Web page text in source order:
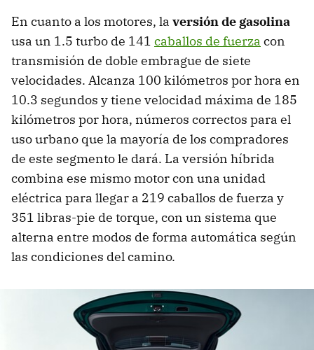
En cuanto a los motores, la versión de gasolina
usa un 1.5 turbo de 141 caballos de fuerza con
transmisión de doble embrague de siete
velocidades. Alcanza 100 kilómetros por hora en
10.3 segundos y tiene velocidad máxima de 185
kilómetros por hora, números correctos para el
uso urbano que la mayoría de los compradores
de este segmento le dará. La versión híbrida
combina ese mismo motor con una unidad
eléctrica para llegar a 219 caballos de fuerza y
351 libras-pie de torque, con un sistema que
alterna entre modos de forma automática según
las condiciones del camino.